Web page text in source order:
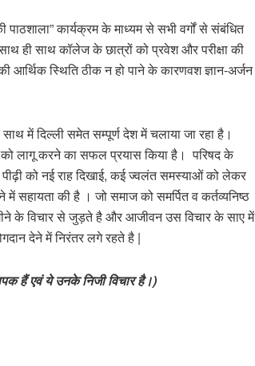
कार्यक्रम के माध्यम से सभी वर्गों से संबंधित
ही साथ कॉलेज के छात्रों को प्रवेश और परीक्षा की
आर्थिक स्थिति ठीक न हो पाने के कारणवश ज्ञान-अर्जन
में दिल्ली समेत सम्पूर्ण देश में चलाया जा रहा है।
लागू करने का सफल प्रयास किया है। परिषद के
को नई राह दिखाई, कई ज्वलंत समस्याओं को लेकर
सहायता की है । जो समाज को समर्पित व कर्तव्यनिष्ठ
के विचार से जुड़ते है और आजीवन उस विचार के साए में
देने में निरंतर लगे रहते है |
हैं एवं ये उनके निजी विचार है।)